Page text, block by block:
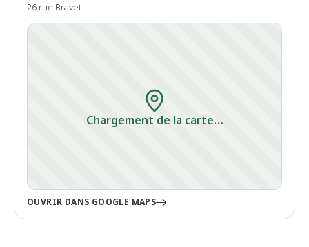
26 rue Bravet
Chargement de la carte…
OUVRIR DANS GOOGLE MAPS